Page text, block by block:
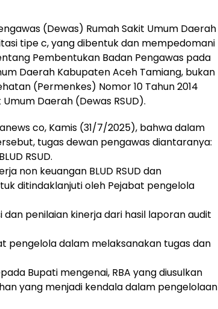
(Dewas) Rumah Sakit Umum Daerah
tipe c, yang dibentuk dan mempedomani
Pembentukan Badan Pengawas pada
Daerah Kabupaten Aceh Tamiang, bukan
(Permenkes) Nomor 10 Tahun 2014
Daerah (Dewas RSUD).
co, Kamis (31/7/2025), bahwa dalam
tugas dewan pengawas diantaranya:
RSUD.
non keuangan BLUD RSUD dan
ditindaklanjuti oleh Pejabat pengelola
penilaian kinerja dari hasil laporan audit
pengelola dalam melaksanakan tugas dan
Bupati mengenai, RBA yang diusulkan
yang menjadi kendala dalam pengelolaan